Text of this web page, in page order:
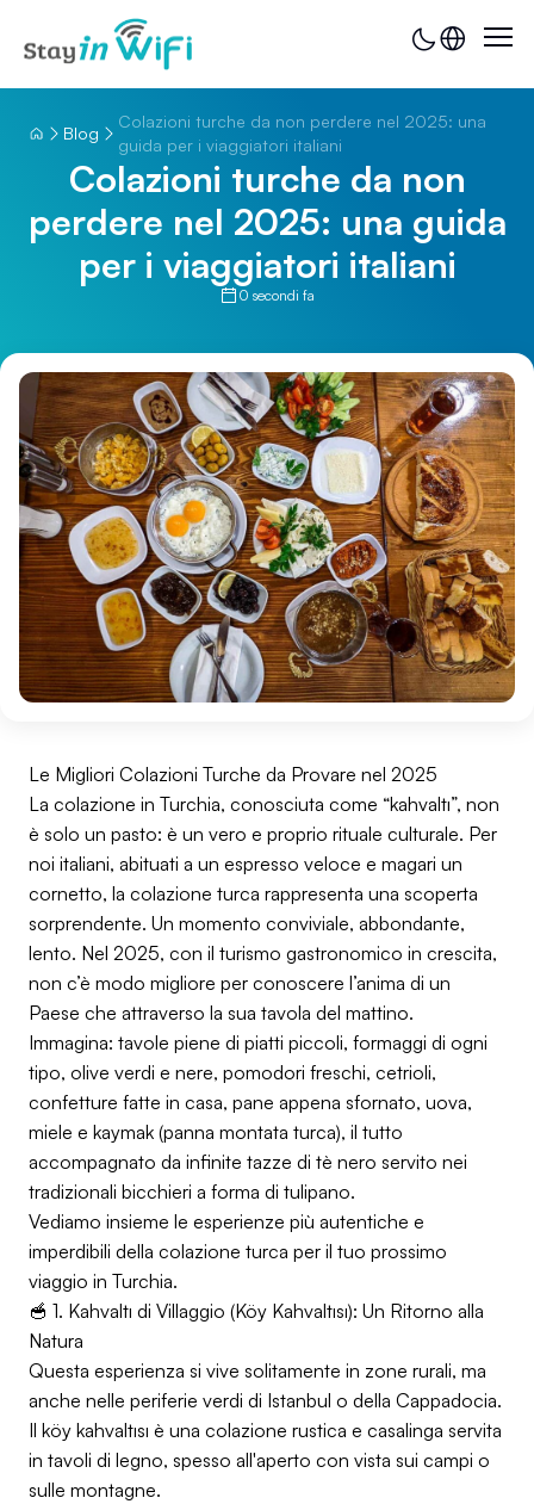
Blog
Colazioni turche da non perdere nel 2025: una
guida per i viaggiatori italiani
Colazioni turche da non
perdere nel 2025: una guida
per i viaggiatori italiani
0 secondi fa
Le Migliori Colazioni Turche da Provare nel 2025
La colazione in Turchia, conosciuta come “kahvaltı”, non
è solo un pasto: è un vero e proprio rituale culturale. Per
noi italiani, abituati a un espresso veloce e magari un
cornetto, la colazione turca rappresenta una scoperta
sorprendente. Un momento conviviale, abbondante,
lento. Nel 2025, con il turismo gastronomico in crescita,
non c’è modo migliore per conoscere l’anima di un
Paese che attraverso la sua tavola del mattino.
Immagina: tavole piene di piatti piccoli, formaggi di ogni
tipo, olive verdi e nere, pomodori freschi, cetrioli,
confetture fatte in casa, pane appena sfornato, uova,
miele e kaymak (panna montata turca), il tutto
accompagnato da infinite tazze di tè nero servito nei
tradizionali bicchieri a forma di tulipano.
Vediamo insieme le esperienze più autentiche e
imperdibili della colazione turca per il tuo prossimo
viaggio in Turchia.
🥣 1. Kahvaltı di Villaggio (Köy Kahvaltısı): Un Ritorno alla
Natura
Questa esperienza si vive solitamente in zone rurali, ma
anche nelle periferie verdi di Istanbul o della Cappadocia.
Il köy kahvaltısı è una colazione rustica e casalinga servita
in tavoli di legno, spesso all'aperto con vista sui campi o
sulle montagne.